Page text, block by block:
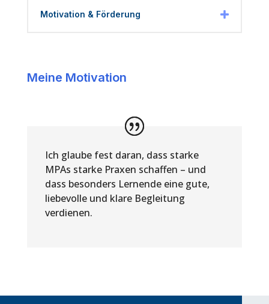
Motivation & Förderung
Meine Motivation
Ich glaube fest daran, dass starke
MPAs starke Praxen schaffen – und
dass besonders Lernende eine gute,
liebevolle und klare Begleitung
verdienen.